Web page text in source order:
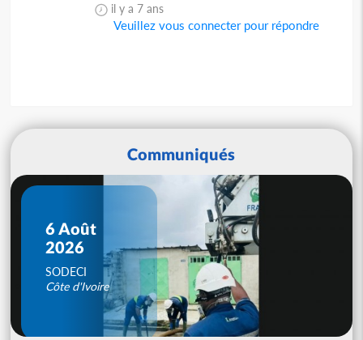
il y a 7 ans
Veuillez vous connecter pour répondre
Communiqués
6 Août
2026
SODECI
Côte d'Ivoire